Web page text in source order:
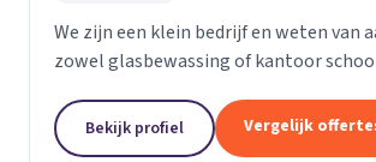
We zijn een klein bedrijf en weten van
zowel glasbewassing of kantoor
bedrijven waar schoon gemaakt moet
voor ons...
Bekijk profiel Vergelijk